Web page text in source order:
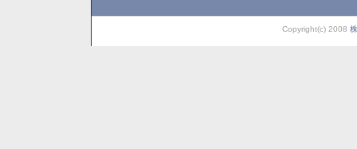
Copyright(c) 2008